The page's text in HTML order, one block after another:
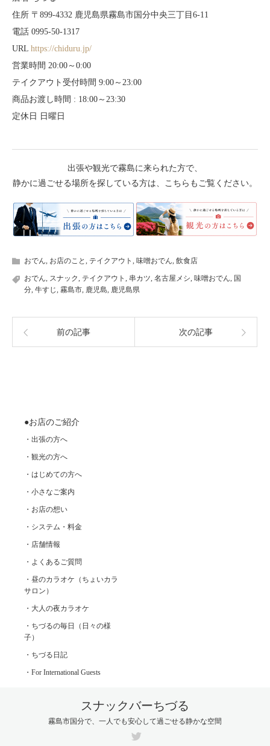
住所 〒899-4332 鹿児島県霧島市国分中央三丁目6-11
電話 0995-50-1317
URL https://chiduru.jp/
営業時間 20:00～0:00
テイクアウト受付時間 9:00～23:00
商品お渡し時間 : 18:00～23:30
定休日 日曜日
出張や観光で霧島に来られた方で、
静かに過ごせる場所を探している方は、こちらもご覧ください。
おでん お店のこと テイクアウト 味噌おでん 飲食店
おでん スナック テイクアウト 串カツ 名古屋メシ 味噌おでん 国
分 牛すじ 霧島市 鹿児島 鹿児島県
前の記事 次の記事
●お店のご紹介
・出張の方へ
・観光の方へ
・はじめての方へ
・小さなご案内
・お店の想い
・システム・料金
・店舗情報
・よくあるご質問
・昼のカラオケ（ちょいカラ
サロン）
・大人の夜カラオケ
・ちづるの毎日（日々の様
子）
・ちづる日記
・For International Guests
スナックバーちづる
霧島市国分で、一人でも安心して過ごせる静かな空間